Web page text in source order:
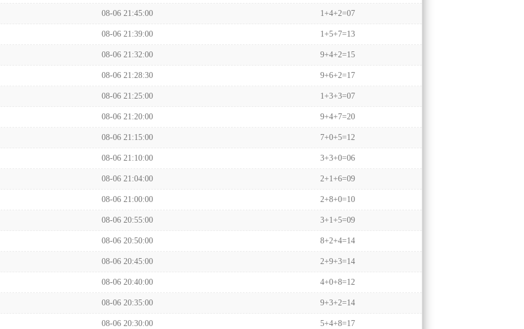
08-06 21:45:00 1+4+2=07
08-06 21:39:00 1+5+7=13
08-06 21:32:00 9+4+2=15
08-06 21:28:30 9+6+2=17
08-06 21:25:00 1+3+3=07
08-06 21:20:00 9+4+7=20
08-06 21:15:00 7+0+5=12
08-06 21:10:00 3+3+0=06
08-06 21:04:00 2+1+6=09
08-06 21:00:00 2+8+0=10
08-06 20:55:00 3+1+5=09
08-06 20:50:00 8+2+4=14
08-06 20:45:00 2+9+3=14
08-06 20:40:00 4+0+8=12
08-06 20:35:00 9+3+2=14
08-06 20:30:00 5+4+8=17